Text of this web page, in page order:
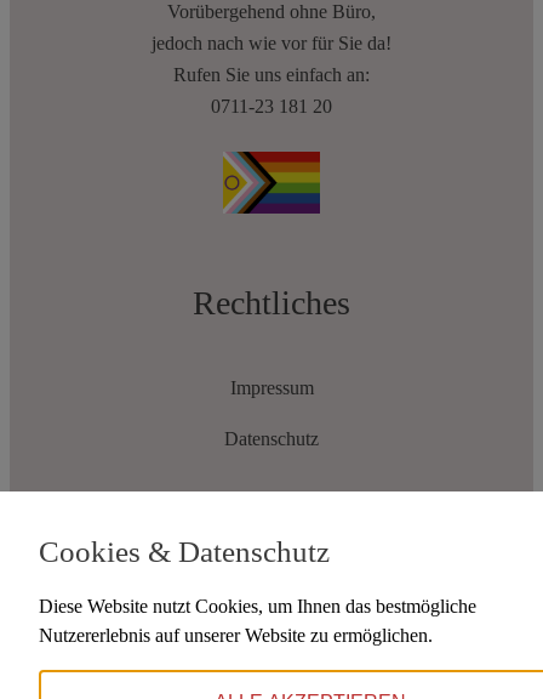
Vorübergehend ohne Büro,
jedoch nach wie vor für Sie da!
Rufen Sie uns einfach an:
0711-23 181 20
Rechtliches
Impressum
Datenschutz
Auswahl
Cookies & Datenschutz
Diese Website nutzt Cookies, um Ihnen das bestmögliche
Nutzererlebnis auf unserer Website zu ermöglichen.